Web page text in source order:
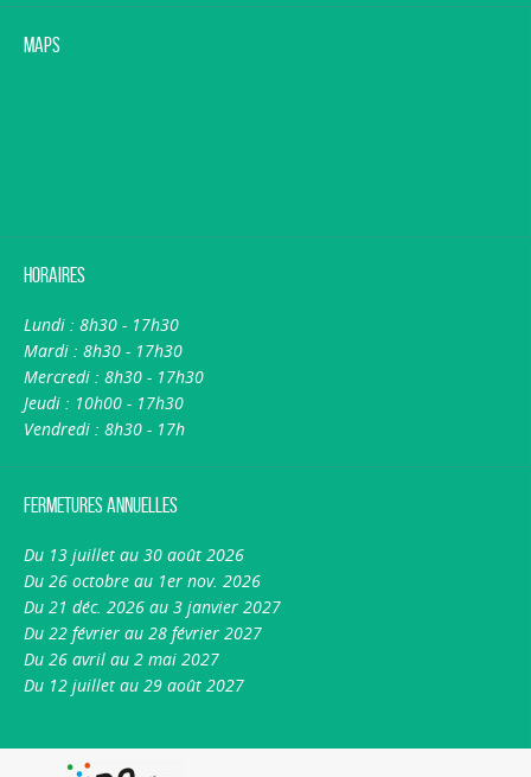
Maps
Horaires
Lundi : 8h30 - 17h30
Mardi : 8h30 - 17h30
Mercredi : 8h30 - 17h30
Jeudi : 10h00 - 17h30
Vendredi : 8h30 - 17h
Fermetures annuelles
Du 13 juillet au 30 août 2026
Du 26 octobre au 1er nov. 2026
Du 21 déc. 2026 au 3 janvier 2027
Du 22 février au 28 février 2027
Du 26 avril au 2 mai 2027
Du 12 juillet au 29 août 2027